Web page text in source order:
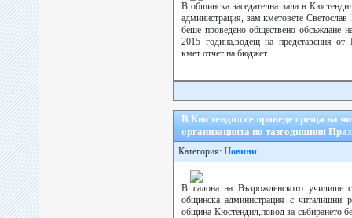
В общинска заседателна зала в
администрация, зам.кметовете
беше проведено обществено обсъждане
2015 година,водещ на представения
кмет отчет на бюджет...
В Кюстендил се проведе среща на
организацията по тазгодишния
Категория: Новини
В салона на Възрожденското училище
общинска администрация с читалищни
община Кюстендил,повод за събирането